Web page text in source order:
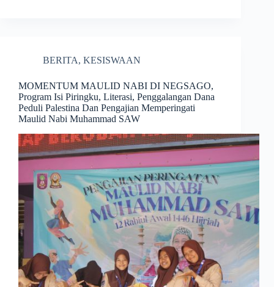
BERITA, KESISWAAN
MOMENTUM MAULID NABI DI NEGSAGO,
Program Isi Piringku, Literasi, Penggalangan Dana
Peduli Palestina Dan Pengajian Memperingati
Maulid Nabi Muhammad SAW